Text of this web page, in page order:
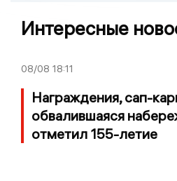
Интересные
08/08 18:11
Награждения, сап-
обвалившаяся
отметил 155-летие